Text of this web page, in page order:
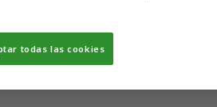
todas las cookies